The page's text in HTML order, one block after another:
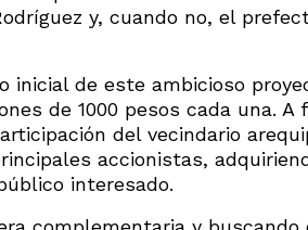
y, cuando no, el
inicial de este ambicioso
de 1000 pesos cada una.
del vecindario
accionistas,
interesado.